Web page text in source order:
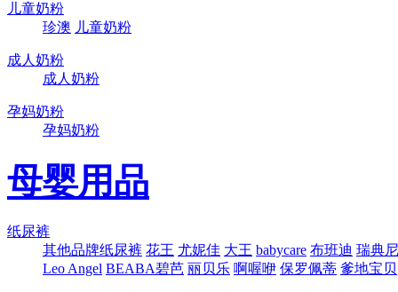
儿童奶粉
珍澳 儿童奶粉
成人奶粉
成人奶粉
孕妈奶粉
孕妈奶粉
母婴用品
纸尿裤
其他品牌纸尿裤 花王 尤妮佳 大王 babycare 布班迪 瑞典
Leo Angel BEABA碧芭 丽贝乐 啊喔咿 保罗佩蒂 爹地宝贝